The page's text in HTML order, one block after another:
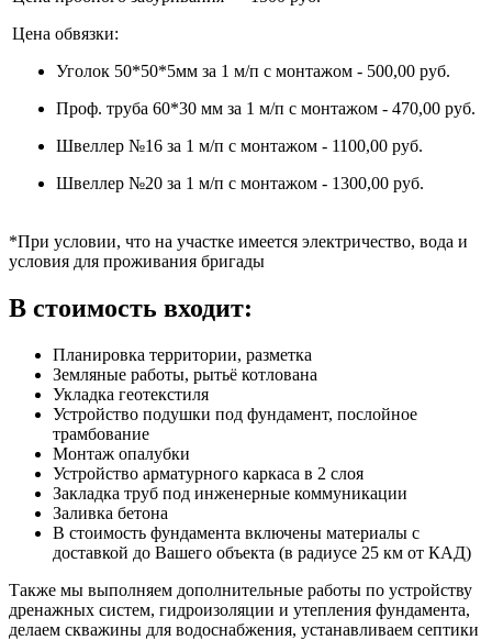
Цена обвязки:
Уголок 50*50*5мм за 1 м/п с монтажом - 500,00 руб.
Проф. труба 60*30 мм за 1 м/п с монтажом - 470,00 руб.
Швеллер №16 за 1 м/п с монтажом - 1100,00 руб.
Швеллер №20 за 1 м/п с монтажом - 1300,00 руб.
*При условии, что на участке имеется электричество, вода и
условия для проживания бригады
В стоимость входит:
Планировка территории, разметка
Земляные работы, рытьё котлована
Укладка геотекстиля
Устройство подушки под фундамент, послойное
трамбование
Монтаж опалубки
Устройство арматурного каркаса в 2 слоя
Закладка труб под инженерные коммуникации
Заливка бетона
В стоимость фундамента включены материалы с
доставкой до Вашего объекта (в радиусе 25 км от КАД)
Также мы выполняем дополнительные работы по устройству
дренажных систем, гидроизоляции и утепления фундамента,
делаем скважины для водоснабжения, устанавливаем септики